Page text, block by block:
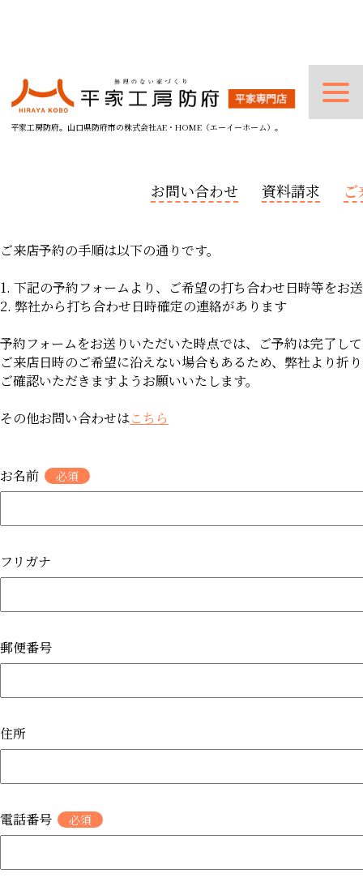
平家工房防府。山口県防府市の株式会社AE・HOME（エーイーホーム）。
お問い合わせ 資料請求
ご来店予約の手順は以下の通りです。
1. 下記の予約フォームより、ご希望の打ち合わせ日時等をお
2. 弊社から打ち合わせ日時確定の連絡があります
予約フォームをお送りいただいた時点では、ご予約は完了し
ご来店日時のご希望に沿えない場合もあるため、弊社より折
ご確認いただきますようお願いいたします。
その他お問い合わせはこちら
お名前
フリガナ
郵便番号
住所
電話番号